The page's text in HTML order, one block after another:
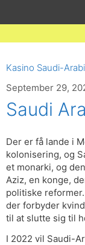
Kasino Saudi-
September 29,
Saudi
Der er få lande i
kolonisering, og
et monarki, og
Aziz, en konge,
politiske
der forbyder
til at slutte sig til
I 2022 vil Saudi-